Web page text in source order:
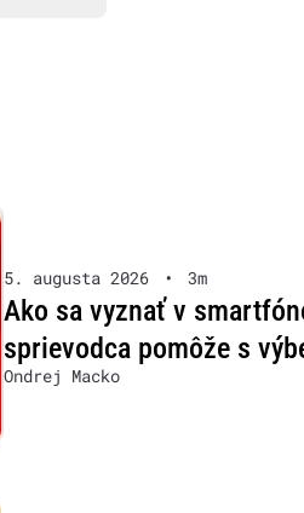
5. augusta 2026 • 3m
Ako sa vyznať v
sprievodca pomôže s
Ondrej Macko